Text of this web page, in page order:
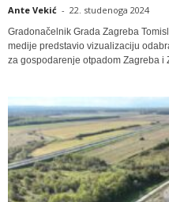
Ante Vekić - 22. studenoga 2024
Gradonačelnik Grada Zagreba
medije predstavio vizualizaciju
za gospodarenje otpadom Zagreba i